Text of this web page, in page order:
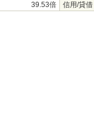
39.53倍 信用/貸借